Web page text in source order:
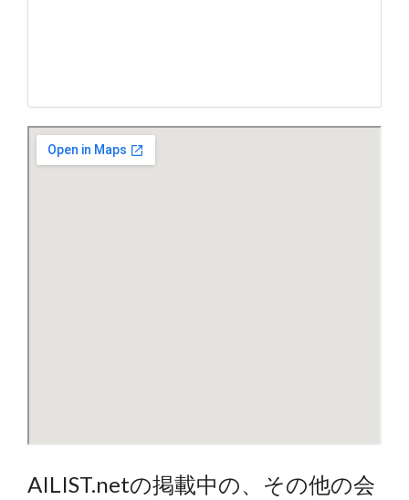
AILIST.netの掲載中の、その他の会